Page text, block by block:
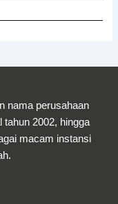
nama perusahaan
tahun 2002, hingga
macam instansi